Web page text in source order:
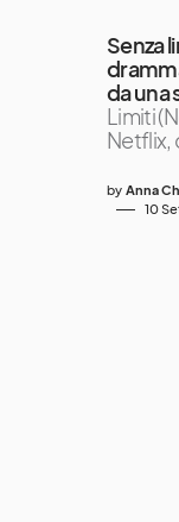
Senza
da una
Limiti
Netflix,
by Anna
10